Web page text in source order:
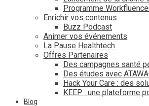
Programme
Enrichir vos contenus
Buzz Podcast
Animer vos événements
La Pause Healthtech
Offres Partenaires
Des campagnes santé
Des études avec
Hack Your Care : des
KEEP : une plateforme
Blog